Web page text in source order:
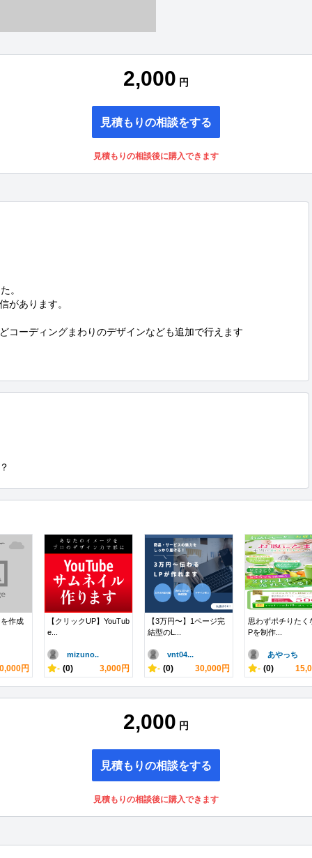
2,000 円
見積もりの相談をする
見積もりの相談後に購入できます
。
があります。
コーディングまわりのデザインなども追加で行えます
作成
円
【クリックUP】YouTub
e...
mizuno..
- (0) 3,000円
【3万円〜】1ページ完
結型のL...
vnt04...
- (0) 30,000円
思わずポチりたく
Pを制作...
あやっち
- (0)
2,000 円
見積もりの相談をする
見積もりの相談後に購入できます